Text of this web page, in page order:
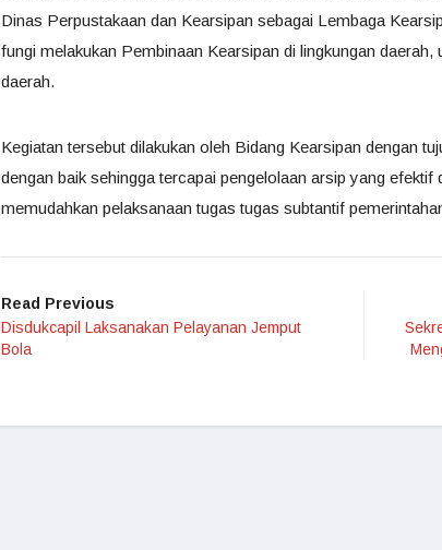
Dinas Perpustakaan dan Kearsipan sebagai Lembaga
fungi melakukan Pembinaan Kearsipan di lingkungan
daerah.
Kegiatan tersebut dilakukan oleh Bidang Kearsipan dengan
dengan baik sehingga tercapai pengelolaan arsip yang
memudahkan pelaksanaan tugas tugas subtantif
Read Previous
Disdukcapil Laksanakan Pelayanan Jemput
Bola